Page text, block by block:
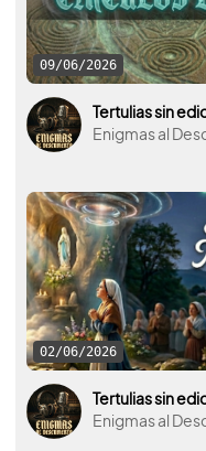
09/06/2026
Enigmas al
02/06/2026
Enigmas al